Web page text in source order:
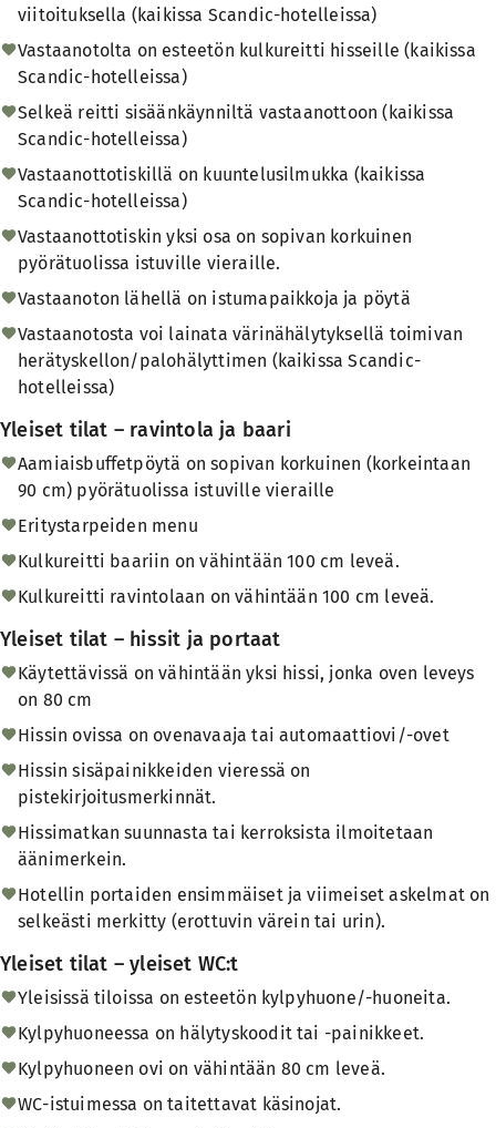
viitoituksella (kaikissa Scandic-hotelleissa)
Vastaanotolta on esteetön kulkureitti hisseille (kaikissa
Scandic-hotelleissa)
Selkeä reitti sisäänkäynniltä vastaanottoon (kaikissa
Scandic-hotelleissa)
Vastaanottotiskillä on kuuntelusilmukka (kaikissa
Scandic-hotelleissa)
Vastaanottotiskin yksi osa on sopivan korkuinen
pyörätuolissa istuville vieraille.
Vastaanoton lähellä on istumapaikkoja ja pöytä
Vastaanotosta voi lainata värinähälytyksellä toimivan
herätyskellon/palohälyttimen (kaikissa Scandic-
hotelleissa)
Yleiset tilat – ravintola ja baari
Aamiaisbuffetpöytä on sopivan korkuinen (korkeintaan
90 cm) pyörätuolissa istuville vieraille
Eritystarpeiden menu
Kulkureitti baariin on vähintään 100 cm leveä.
Kulkureitti ravintolaan on vähintään 100 cm leveä.
Yleiset tilat – hissit ja portaat
Käytettävissä on vähintään yksi hissi, jonka oven leveys
on 80 cm
Hissin ovissa on ovenavaaja tai automaattiovi/-ovet
Hissin sisäpainikkeiden vieressä on
pistekirjoitusmerkinnät.
Hissimatkan suunnasta tai kerroksista ilmoitetaan
äänimerkein.
Hotellin portaiden ensimmäiset ja viimeiset askelmat on
selkeästi merkitty (erottuvin värein tai urin).
Yleiset tilat – yleiset WC:t
Yleisissä tiloissa on esteetön kylpyhuone/-huoneita.
Kylpyhuoneessa on hälytyskoodit tai -painikkeet.
Kylpyhuoneen ovi on vähintään 80 cm leveä.
WC-istuimessa on taitettavat käsinojat.